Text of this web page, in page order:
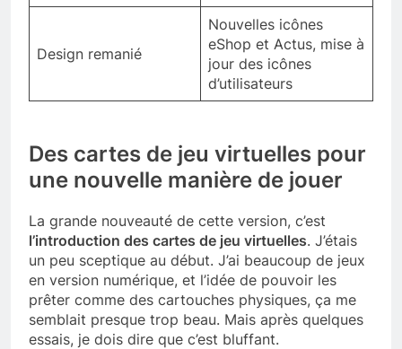
Design remanié
Nouvelles icônes
eShop et Actus, mise à
jour des icônes
d’utilisateurs
Des cartes de jeu virtuelles pour
une nouvelle manière de jouer
La grande nouveauté de cette version, c’est
l’introduction des cartes de jeu virtuelles. J’étais
un peu sceptique au début. J’ai beaucoup de jeux
en version numérique, et l’idée de pouvoir les
prêter comme des cartouches physiques, ça me
semblait presque trop beau. Mais après quelques
essais, je dois dire que c’est bluffant.